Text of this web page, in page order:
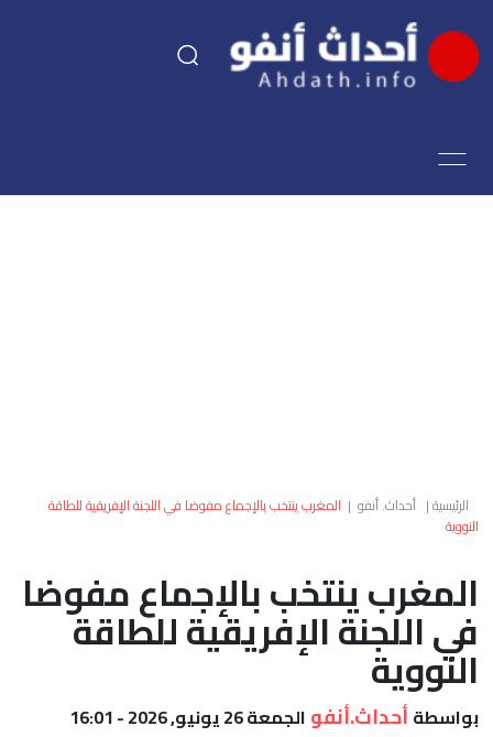
اقتصاد
العالم
الصحراء
الرئيسية| أحداث. أنفو | المغرب ينتخب بالإجماع مفوضا في اللجنة الإفريقية للطاقة
النووية
المغرب ينتخب بالإجماع مفوضا
في اللجنة الإفريقية للطاقة
النووية
بواسطة أحداث.أنفو الجمعة 26 يونيو, 2026 - 16:01